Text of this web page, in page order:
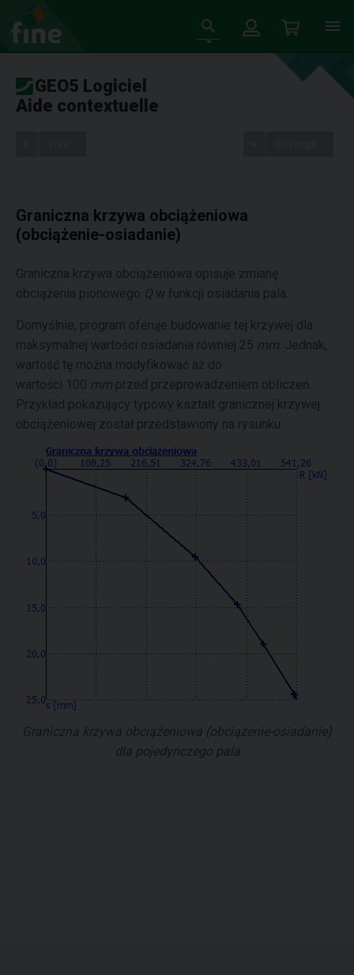
GEO5 Logiciel
Aide contextuelle
Graniczna krzywa obciążeniowa
(obciążenie-osiadanie)
Graniczna krzywa obciążeniowa opisuje zmianę
obciążenia pionowego Q w funkcji osiadania pala.
Domyślnie, program oferuje budowanie tej krzywej dla
maksymalnej wartości osiadania równiej 25 mm . Jednak,
wartość tę można modyfikować aż do
wartości 100 mm przed przeprowadzeniem obliczeń.
Przykład pokazujący typowy kształt granicznej krzywej
obciążeniowej został przedstawiony na rysunku.
Graniczna krzywa obciążeniowa (obciążenie-osiadanie)
dla pojedynczego pala